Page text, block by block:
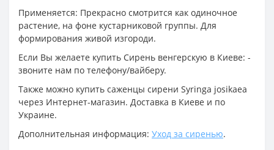
Применяется: Прекрасно смотрится как одиночное
растение, на фоне кустарниковой группы. Для
формирования живой изгороди.
Если Вы желаете купить Сирень венгерскую в Киеве: -
звоните нам по телефону/вайберу.
Также можно купить саженцы сирени Syringa josikaea
через Интернет-магазин. Доставка в Киеве и по
Украине.
Дополнительная информация: Уход за сиренью.